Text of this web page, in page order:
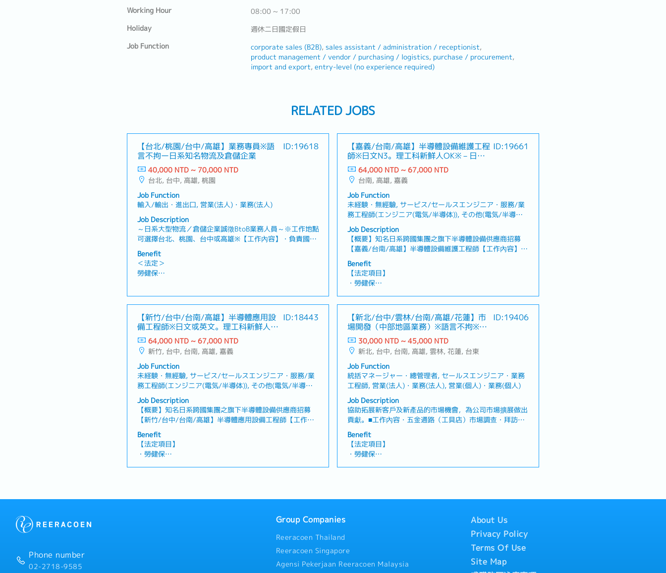
Working Hour
08:00 ~ 17:00
Holiday
週休二日國定假日
Job Function
corporate sales (B2B) sales assistant / administration / receptionist
product management / vendor / purchasing / logistics purchase / procurement
import and export entry-level (no experience required)
RELATED JOBS
【台北/桃園/台中/高雄】業務專員※語
言不拘ー日系知名物流及倉儲企業
ID:19618
40,000 NTD ~ 70,000 NTD
台北, 台中, 高雄, 桃園
Job Function
輸入/輸出・進出口, 営業(法人)・業務(法人)
Job Description
～日系大型物流／倉儲企業誠徵BtoB業務人員～※工作地點
可選擇台北、桃園、台中或高雄※【工作內容】・負責國際
進出口、國內運輸、倉儲管理及庫存管理等整體物流服務業
務・開發新客戶並維護既有客戶關係※主要以新客戶開發為
主・透過電話開發潛在客戶，安排拜訪行程並進行業務提
案・了解客戶需求，提供最適合的物流解決方案
Benefit
＜法定＞
勞健保
假、產假、育嬰假)
退休金
＜公司福利＞
・獎金：1個月～※依公司內部規定決定
・三節獎金
・員工旅遊(不定期)
【嘉義/台南/高雄】半導體設備維護工程
師※日文N3。理工科新鮮人OK※－日系
半導體設備供應商
ID:19661
64,000 NTD ~ 67,000 NTD
台南, 高雄, 嘉義
Job Function
未経験・無經驗, サービス/セールスエンジニア・服務/業
務工程師(エンジニア(電気/半導体)), その他(電気/半導体)
エンジニア・其他(電機/半導體)工程師, サービス/セール
スエンジニア・服務/業務工程師(エンジニア(機械)), その
他(機械)エンジニア・其他(機械)工程師
Job Description
【概要】知名日系跨國集團之旗下半導體設備供應商招募
【嘉義/台南/高雄】半導體設備維護工程師【工作內容】・
半導體設備機台裝設、維修、保養・機台問題分析與解決・
社內一般事務處理・國內、海外設備業務支援
Benefit
【法定項目】
・勞健保
・各種休假（特別休假、婚假、喪假、生理假、產檢假、陪
產假、產假、育嬰假）
・退休金
【公司福利】
・ 一年三次獎金
・各項勤務津貼
・優於勞基法的加班計算倍率
・定期健康檢查
・優於勞基法的特別休假制度、全薪病假
・國內外培訓制度、學習補助、日語課程
・提案獎金、久任獎金、久任假等
【新竹/台中/台南/高雄】半導體應用設
備工程師※日文或英文。理工科新鮮人
OK※－日系半導體設備供應商
ID:18443
64,000 NTD ~ 67,000 NTD
新竹, 台中, 台南, 高雄, 嘉義
Job Function
未経験・無經驗, サービス/セールスエンジニア・服務/業
務工程師(エンジニア(電気/半導体)), その他(電気/半導体)
エンジニア・其他(電機/半導體)工程師, サービス/セール
スエンジニア・服務/業務工程師(エンジニア(機械)), その
他(機械)エンジニア・其他(機械)工程師
Job Description
【概要】知名日系跨國集團之旗下半導體設備供應商招募
【新竹/台中/台南/高雄】半導體應用設備工程師【工作內
容】・機台問題現象掌握及資料收集・機台問題分析與解
決・報告作成及整理、仕樣書交涉、Demo支援・社內一般
事務處理・國內、海外設備業務支援※可配合加班/輪班、
需3休3輪班
Benefit
【法定項目】
・勞健保
【新北/台中/雲林/台南/高雄/花蓮】市
場開發（中部地區業務）※語言不拘※－
日系機械製造商
ID:19406
30,000 NTD ~ 45,000 NTD
新北, 台中, 台南, 高雄, 雲林, 花蓮, 台東
Job Function
統括マネージャー・總管理者, セールスエンジニア・業務
工程師, 営業(法人)・業務(法人), 営業(個人)・業務(個人)
Job Description
協助拓展新客戶及新產品的市場機會，為公司市場擴展做出
貢獻。■工作內容・五金通路（工具店）市場調查・拜訪經
銷商及終端使用者・電動工具產品示範與商品介紹・確認店
面狀況並了解銷售情形・蒐集競爭產品及市場趨勢資訊・收
集客戶回饋並回報公司作為改善參考・開發新經銷商及合作
夥伴・參與公司內外部活動及展覽・完成主管交辦事項■職
位特色公司業務部門主要分為以下兩個團隊： ① 市場開
單與關係維護。入社後將先於市場開發團隊累積產品知識與
Benefit
【法定項目】
・勞健保
・久任津貼
・交通津貼（已包含於基本薪資中）
Phone number
02-2718-9585
Group Companies
Reeracoen Thailand
Reeracoen Singapore
Agensi Pekerjaan Reeracoen Malaysia
About Us
Privacy Policy
Terms Of Use
Site Map